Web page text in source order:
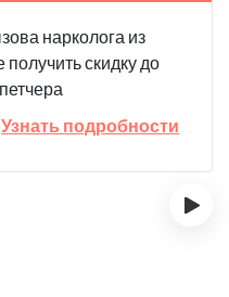
нарколога из
скидку до
Узнать подробности
›